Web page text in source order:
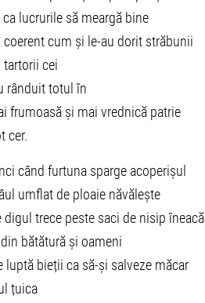
lucrurile să meargă bine
coerent cum și le-au dorit străbunii
tartorii cei
rânduit totul în
frumoasă și mai vrednică patrie
cer.
când furtuna sparge acoperișul
umflat de ploaie năvălește
digul trece peste saci de nisip îneacă
bătătură și oameni
luptă bieții ca să-și salveze măcar
țuica